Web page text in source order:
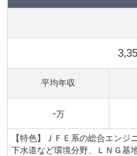
平均年収
-万
【特色】ＪＦＥ系の総合エン
下水道など環境分野、ＬＮＧ基